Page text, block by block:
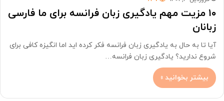
۱۰ مزیت مهم یادگیری زبان فرانسه برای ما فارسی
زبانان
آیا تا به حال به یادگیری زبان فرانسه فکر کرده اید اما انگیزه کافی برای
شروع ندارید؟ یادگیری زبان فرانسه…
بیشتر بخوانید »